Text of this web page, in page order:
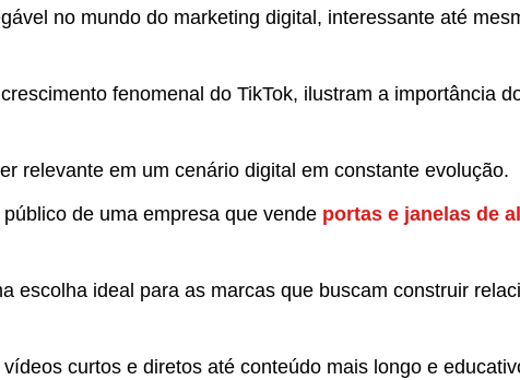
no mundo do marketing digital, interessante até
fenomenal do TikTok, ilustram a importância
relevante em um cenário digital em constante evolução.
de uma empresa que vende portas e janelas de
ideal para as marcas que buscam construir
curtos e diretos até conteúdo mais longo e